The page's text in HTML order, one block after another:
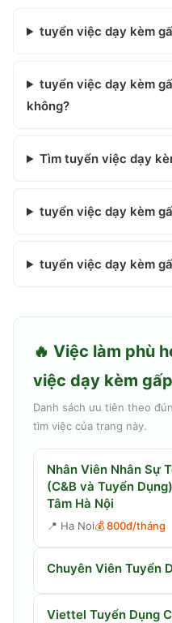
tuyển việc dạy kèm
tuyển việc dạy kèm
không?
Tìm tuyển việc dạy
tuyển việc dạy kèm
tuyển việc dạy kèm
🔥 Việc làm phù
việc dạy kèm gấp
Danh sách ưu tiên theo
tìm việc của trang này.
Nhân Viên Nhân Sự
(C&B và Tuyển
Tâm Hà Nội
📍 Ha Noi💰800đ/tháng
Chuyên Viên Tuyển
Viettel Tuyển Dụng